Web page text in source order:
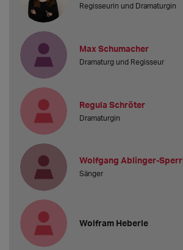
Regisseurin und Dramaturgin
Max Schumacher
Dramaturg und Regisseur
Regula Schröter
Dramaturgin
Wolfgang Ablinger-
Sänger
Wolfram Heberle